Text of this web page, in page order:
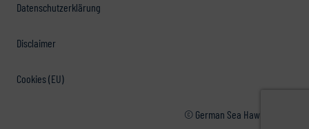
Datenschutzerklärung
Disclaimer
Cookies (EU)
© German Sea Hawkers e.V.